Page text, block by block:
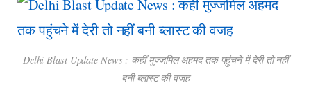
Delhi Blast Update News : कहीं मुज्जमिल अहमद तक पहुंचने में देरी तो नहीं
बनी ब्लास्ट की वजह